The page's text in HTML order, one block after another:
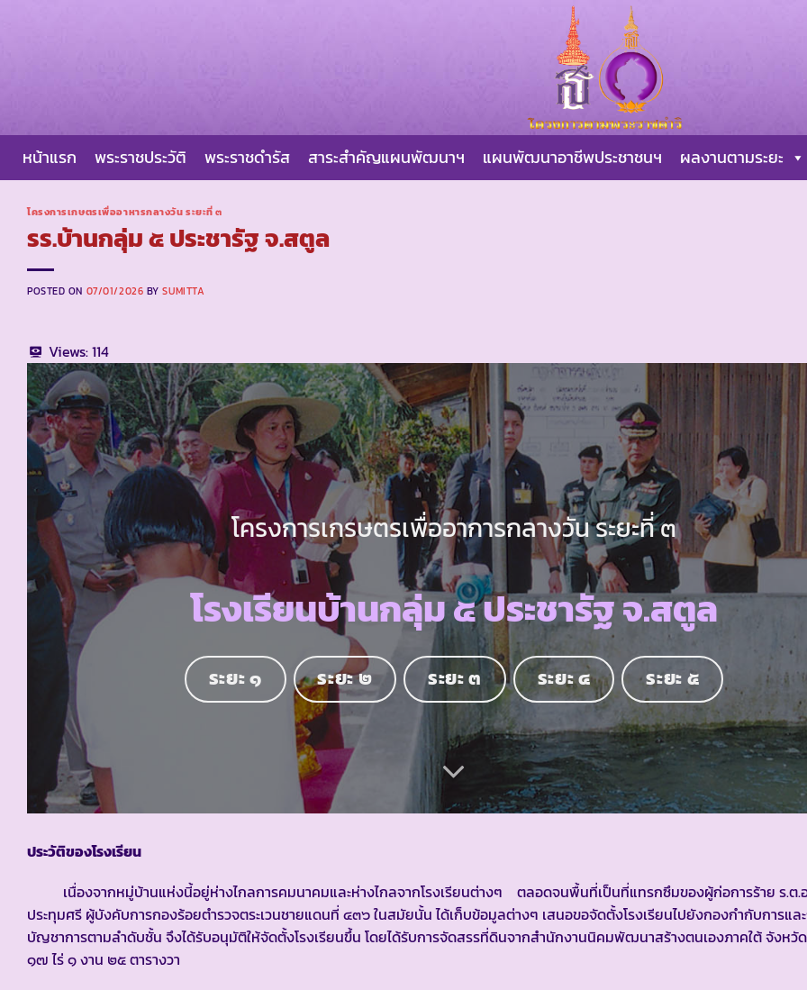
หน้าแรก พระราชประวัติ พระราชดำรัส สาระสำคัญแผนพัฒนาฯ แผนพัฒนาอาชีพประชาชนฯ ผลงานตามระยะ
โครงการเกษตรเพื่ออาหารกลางวัน ระยะที่ ๓
รร.บ้านกลุ่ม ๕ ประชารัฐ จ.สตูล
POSTED ON 07/01/2026 BYSUMITTA
Views:114
โครงการเกรษตรเพื่ออาการกลางวัน ระยะที่ ๓
โรงเรียนบ้านกลุ่ม ๕ ประชารัฐ จ.สตูล
ระยะ ๑ ระยะ ๒ ระยะ ๓ ระยะ ๔ ระยะ ๕
ประวัติของโรงเรียน
เนื่องจากหมู่บ้านแห่งนี้อยู่ห่างไกลการคมนาคมและห่างไกลจากโรงเรียนต่างๆ ตลอดจนพื้นที่เป็นที่แทรกซึมของผู้ก่อการร้าย ร.ต.
ประทุมศรี ผู้บังคับการกองร้อยตำรวจตระเวนชายแดนที่ ๔๓๖ ในสมัยนั้น ได้เก็บข้อมูลต่างๆ เสนอขอจัดตั้งโรงเรียนไปยังกองกำกับการแล
บัญชาการตามลำดับชั้น จึงได้รับอนุมัติให้จัดตั้งโรงเรียนขึ้น โดยได้รับการจัดสรรที่ดินจากสำนักงานนิคมพัฒนาสร้างตนเองภาคใต้ จังหวั
๑๗ ไร่ ๑ งาน ๒๕ ตารางวา